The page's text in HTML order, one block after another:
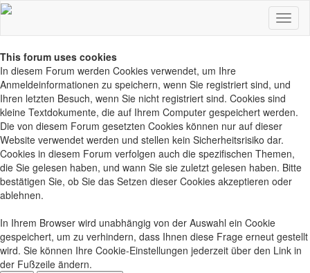
This forum uses cookies
In diesem Forum werden Cookies verwendet, um Ihre
Anmeldeinformationen zu speichern, wenn Sie registriert sind, und
Ihren letzten Besuch, wenn Sie nicht registriert sind. Cookies sind
kleine Textdokumente, die auf Ihrem Computer gespeichert werden.
Die von diesem Forum gesetzten Cookies können nur auf dieser
Website verwendet werden und stellen kein Sicherheitsrisiko dar.
Cookies in diesem Forum verfolgen auch die spezifischen Themen,
die Sie gelesen haben, und wann Sie sie zuletzt gelesen haben. Bitte
bestätigen Sie, ob Sie das Setzen dieser Cookies akzeptieren oder
ablehnen.
In Ihrem Browser wird unabhängig von der Auswahl ein Cookie
gespeichert, um zu verhindern, dass Ihnen diese Frage erneut gestellt
wird. Sie können Ihre Cookie-Einstellungen jederzeit über den Link in
der Fußzeile ändern.